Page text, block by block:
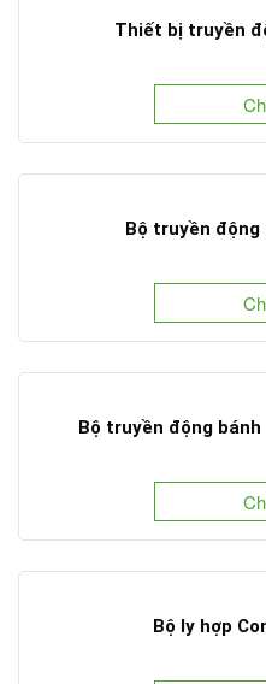
Thiết bị truyền
Bộ truyền động
Bộ truyền động
Bộ ly hợp